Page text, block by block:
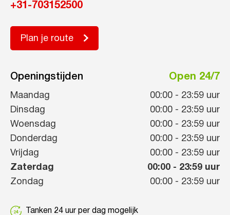
+31-703152500
Plan je route
Openingstijden Open 24/7
Maandag 00:00 - 23:59 uur
Dinsdag
00:00 - 23:59 uur
Woensdag
00:00 - 23:59 uur
Donderdag
00:00 - 23:59 uur
Vrijdag
00:00 - 23:59 uur
Zaterdag
00:00 - 23:59 uur
Zondag
00:00 - 23:59 uur
Tanken 24 uur per dag mogelijk